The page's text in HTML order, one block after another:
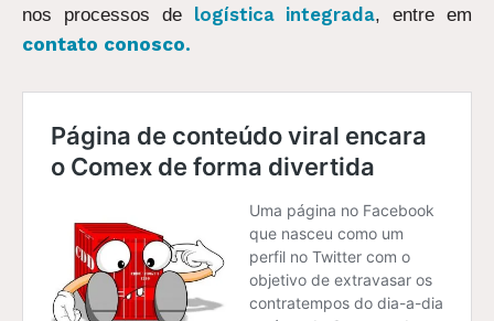
nos processos de logística integrada, entre em
contato conosco.